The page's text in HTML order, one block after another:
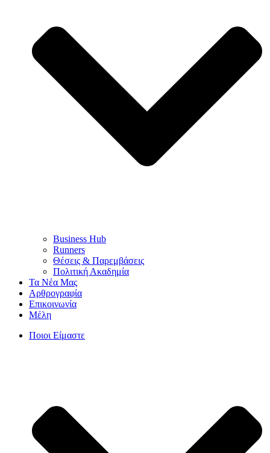
Business Hub
Runners
Θέσεις & Παρεμβάσεις
Πολιτική Ακαδημία
Τα Νέα Μας
Αρθρογραφία
Επικοινωνία
Μέλη
Ποιοι Είμαστε